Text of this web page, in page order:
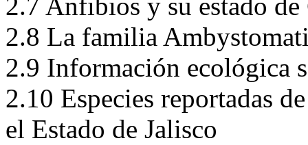
2.8 La familia
2.9 Información ecológica
2.10 Especies reportadas
el Estado de Jalisco